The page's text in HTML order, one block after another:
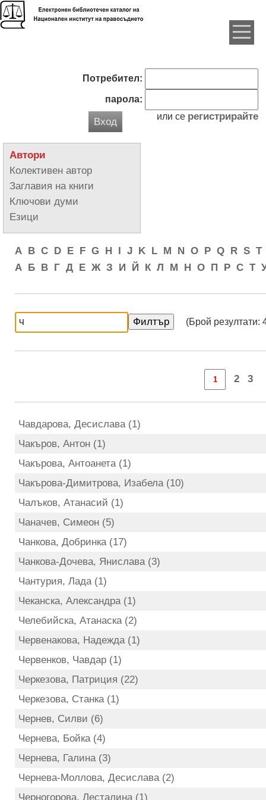
Потребител:
парола:
Вход или се регистрирайте
Автори
Колективен автор
Заглавия на книги
Ключови думи
Езици
A B C D E F G H I J K L M N O P Q R S T
А Б В Г Д Е Ж З И Й К Л М Н О П Р С Т
(Брой резултати:
2 3
Чавдарова, Десислава (1)
Чакъров, Антон (1)
Чакърова, Антоанета (1)
Чакърова-Димитрова, Изабела (10)
Чалъков, Атанасий (1)
Чаначев, Симеон (5)
Чанкова, Добринка (17)
Чанкова-Дочева, Янислава (3)
Чантурия, Лада (1)
Чеканска, Александра (1)
Челебийска, Атанаска (2)
Червенакова, Надежда (1)
Червенков, Чавдар (1)
Черкезова, Патриция (22)
Черкезова, Станка (1)
Чернев, Силви (6)
Чернева, Бойка (4)
Чернева, Галина (3)
Чернева-Моллова, Десислава (2)
Черногорова, Лесталина (1)